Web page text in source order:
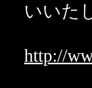
いいた
http://